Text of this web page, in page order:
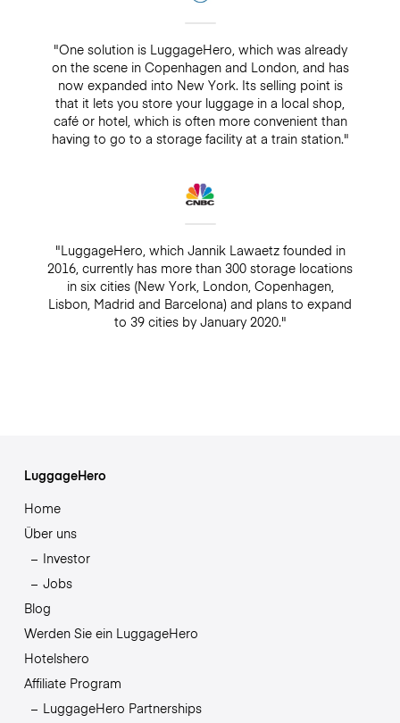
"One solution is LuggageHero, which was already
on the scene in Copenhagen and London, and has
now expanded into New York. Its selling point is
that it lets you store your luggage in a local shop,
café or hotel, which is often more convenient than
having to go to a storage facility at a train station."
"LuggageHero, which Jannik Lawaetz founded in
2016, currently has more than 300 storage locations
in six cities (New York, London, Copenhagen,
Lisbon, Madrid and Barcelona) and plans to expand
to 39 cities by January 2020."
LuggageHero
Home
Über uns
Investor
Jobs
Blog
Werden Sie ein LuggageHero
Hotelshero
Affiliate Program
LuggageHero Partnerships